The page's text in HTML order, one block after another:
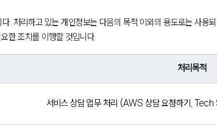
. 처리하고 있는 개인정보는 다음의 목적 이외의 용도로는 사용
한 조치를 이행할 것입니다.
처리목적
서비스 상담 업무 처리 (AWS 상담 요청하기,